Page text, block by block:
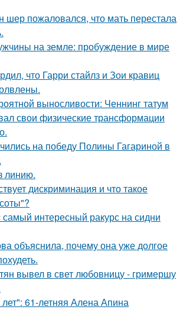
шер пожаловался, что мать перестала
на земле: пробуждение в мире
что Гарри стайлз и Зои кравиц
выносливости: Ченнинг татум
свои физические трансформации
на победу Полины Гагариной в
линию.
дискриминация и что такое
интересный ракурс на сидни
объяснила, почему она уже долгое
вывел в свет любовницу - гримершу
61-летняя Алена Апина